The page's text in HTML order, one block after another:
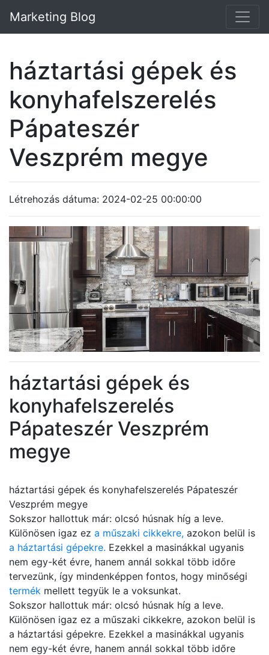
Marketing Blog
háztartási gépek és
konyhafelszerelés
Pápateszér
Veszprém megye
Létrehozás dátuma: 2024-02-25 00:00:00
háztartási gépek és
konyhafelszerelés
Pápateszér Veszprém
megye
háztartási gépek és konyhafelszerelés Pápateszér
Veszprém megye
Sokszor hallottuk már: olcsó húsnak híg a leve.
Különösen igaz ez a műszaki cikkekre, azokon belül is
a háztartási gépekre. Ezekkel a masinákkal ugyanis
nem egy-két évre, hanem annál sokkal több időre
tervezünk, így mindenképpen fontos, hogy minőségi
termék mellett tegyük le a voksunkat.
Sokszor hallottuk már: olcsó húsnak híg a leve.
Különösen igaz ez a műszaki cikkekre, azokon belül is
a háztartási gépekre. Ezekkel a masinákkal ugyanis
nem egy-két évre, hanem annál sokkal több időre